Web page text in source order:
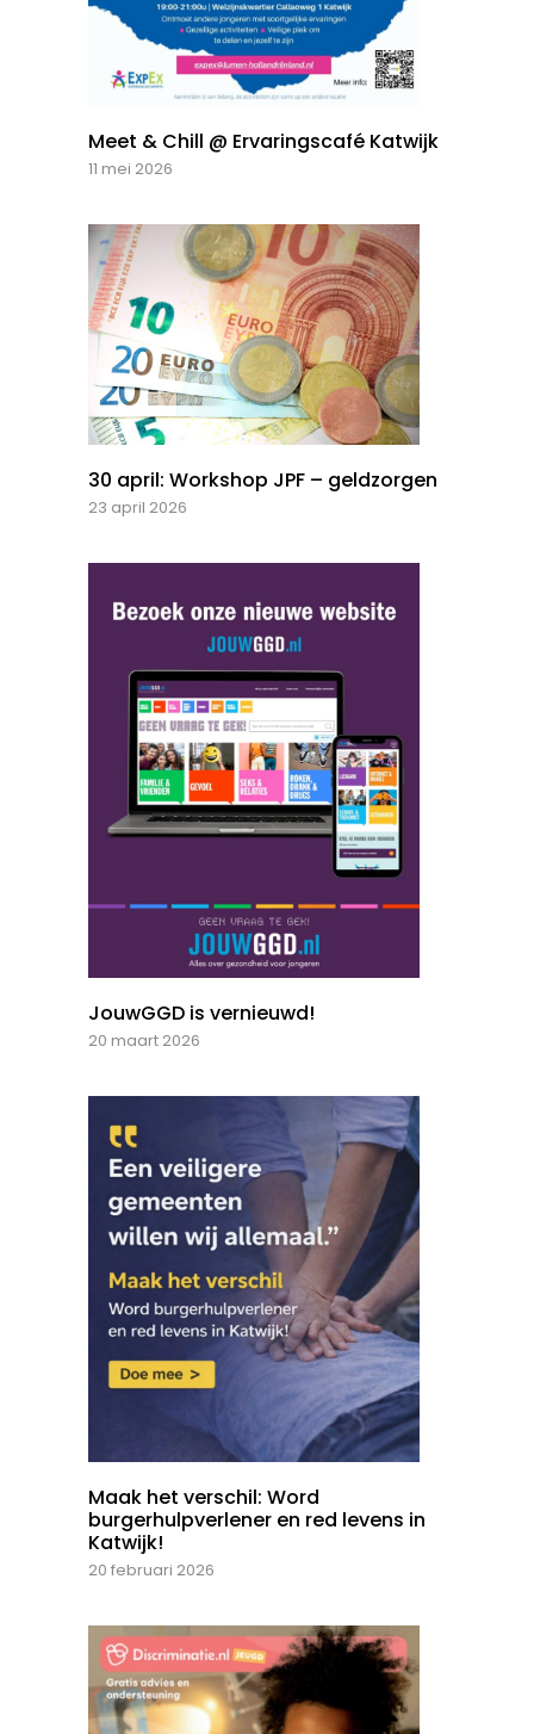
Meet & Chill @ Ervaringscafé Katwijk
11 mei 2026
30 april: Workshop JPF – geldzorgen
23 april 2026
JouwGGD is vernieuwd!
20 maart 2026
Maak het verschil: Word
burgerhulpverlener en red levens in
Katwijk!
20 februari 2026